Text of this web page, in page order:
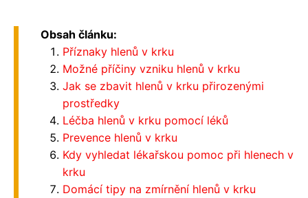
Obsah článku:
Příznaky hlenů v krku
Možné příčiny vzniku hlenů v krku
Jak se zbavit hlenů v krku přirozenými
prostředky
Léčba hlenů v krku pomocí léků
Prevence hlenů v krku
Kdy vyhledat lékařskou pomoc při hlenech v
krku
Domácí tipy na zmírnění hlenů v krku